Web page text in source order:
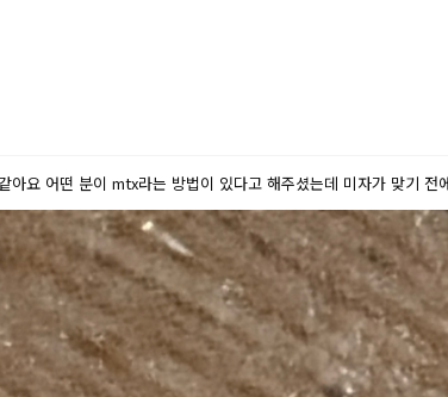
요 어떤 분이 mtx라는 방법이 있다고 해주셨는데 미자가 맞기